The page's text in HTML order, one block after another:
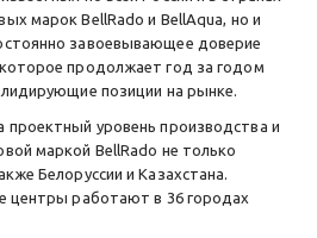
марок BellRado и BellAqua, но и
завоевывающее доверие
продолжает год за годом
позиции на рынке.
уровень производства и
маркой BellRado не только
Белоруссии и Казахстана.
центры работают в 36 городах